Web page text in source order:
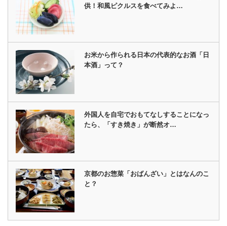
供！和風ピクルスを食べてみよ…
お米から作られる日本の代表的なお酒「日
本酒」って？
外国人を自宅でおもてなしすることになっ
たら、「すき焼き」が断然オ…
京都のお惣菜「おばんざい」とはなんのこ
と？